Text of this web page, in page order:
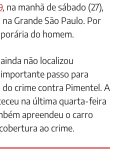
, na manhã de sábado (27),
Grande São Paulo. Por
do homem.
não localizou
passo para
crime contra Pimentel. A
na última quarta-feira
apreendeu o carro
ao crime.